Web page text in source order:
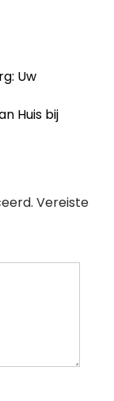
Uw
Huis bij
Vereiste